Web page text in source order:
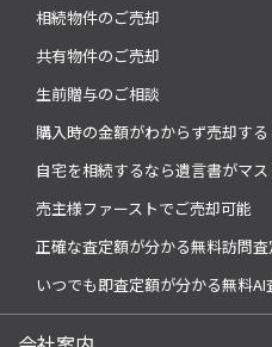
相続物件のご売却
共有物件のご売却
生前贈与のご相談
購入時の金額がわからず売却する
自宅を相続するなら遺言書がマス
売主様ファーストでご売却可能
正確な査定額が分かる無料訪問査
いつでも即査定額が分かる無料AI